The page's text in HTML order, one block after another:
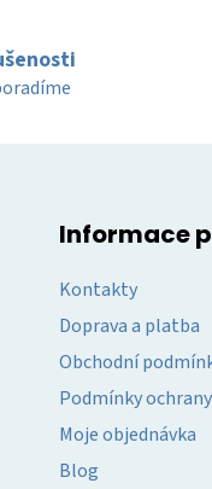
Informace
Kontakty
Doprava a platba
Obchodní
Podmínky
Moje objednávka
Blog